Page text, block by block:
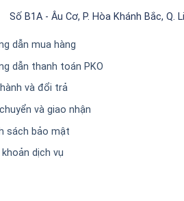
Số B1A - Âu Cơ, P. Hòa Khánh Bắc, Q.
dẫn mua hàng
dẫn thanh toán PKO
và đổi trả
và giao nhận
sách bảo mật
dịch vụ